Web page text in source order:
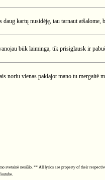
kartų nusidėję, tau tarnaut atšalome,
būk laiminga, tik prisiglausk ir
noriu vienas paklajot mano tu mergaitė
svetainė nesiūlo. ** All lyrics are property of their